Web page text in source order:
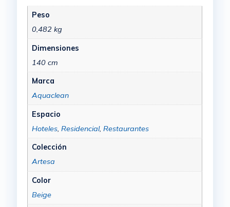
Peso
0,482 kg
Dimensiones
140 cm
Marca
Aquaclean
Espacio
Hoteles, Residencial, Restaurantes
Colección
Artesa
Color
Beige